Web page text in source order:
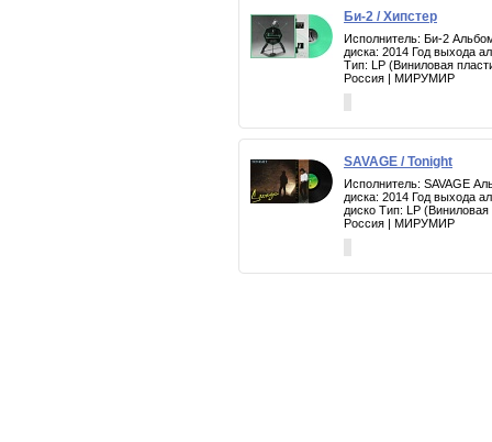
Би-2 / Хипстер
Исполнитель: Би-2
диска: 2014 Год выхода
Тип: LP (Виниловая
Россия | МИРУМИР
SAVAGE / Tonight
Исполнитель: SAVAGE
диска: 2014 Год выхода
диско Тип: LP
Россия | МИРУМИР